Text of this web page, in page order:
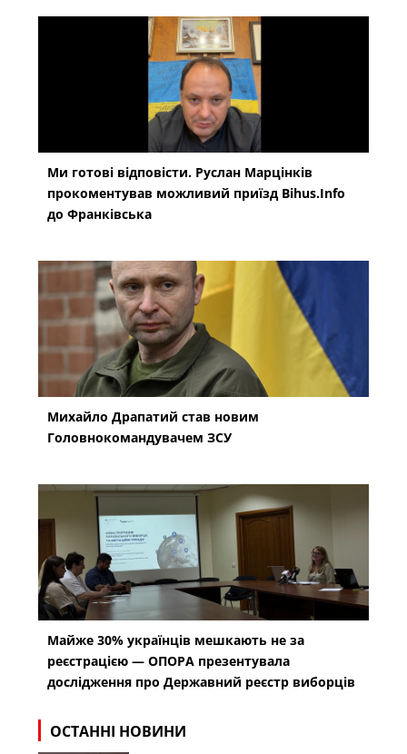
Ми готові відповісти. Руслан Марцінків
прокоментував можливий приїзд Bihus.Info
до Франківська
Михайло Драпатий став новим
Головнокомандувачем ЗСУ
Майже 30% українців мешкають не за
реєстрацією — ОПОРА презентувала
дослідження про Державний реєстр виборців
ОСТАННІ НОВИНИ